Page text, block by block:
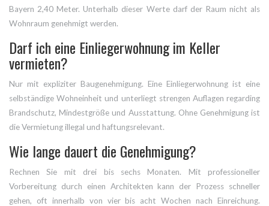
Bayern 2,40 Meter. Unterhalb dieser Werte darf der Raum nicht als
Wohnraum genehmigt werden.
Darf ich eine Einliegerwohnung im Keller
vermieten?
Nur mit expliziter Baugenehmigung. Eine Einliegerwohnung ist eine
selbständige Wohneinheit und unterliegt strengen Auflagen regarding
Brandschutz, Mindestgröße und Ausstattung. Ohne Genehmigung ist
die Vermietung illegal und haftungsrelevant.
Wie lange dauert die Genehmigung?
Rechnen Sie mit drei bis sechs Monaten. Mit professioneller
Vorbereitung durch einen Architekten kann der Prozess schneller
gehen, oft innerhalb von vier bis acht Wochen nach Einreichung.